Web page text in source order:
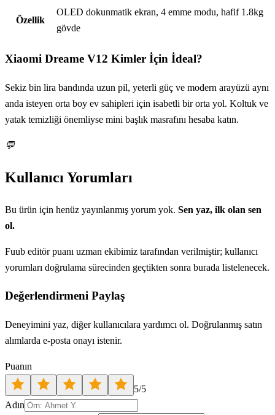
Özellik
OLED dokunmatik ekran, 4 emme modu, hafif 1.8kg
gövde
Xiaomi Dreame V12 Kimler İçin İdeal?
Sekiz bin lira bandında uzun pil, yeterli güç ve modern arayüzü aynı
anda isteyen orta boy ev sahipleri için isabetli bir orta yol. Koltuk ve
yatak temizliği önemliyse mini başlık masrafını hesaba katın.
💬
Kullanıcı Yorumları
Bu ürün için henüz yayınlanmış yorum yok. Sen yaz, ilk olan sen
ol.
Fuub editör puanı uzman ekibimiz tarafından verilmiştir; kullanıcı
yorumları doğrulama sürecinden geçtikten sonra burada listelenecek.
Değerlendirmeni Paylaş
Deneyimini yaz, diğer kullanıcılara yardımcı ol. Doğrulanmış satın
alımlarda e-posta onayı istenir.
Puanın
5/5
Adın